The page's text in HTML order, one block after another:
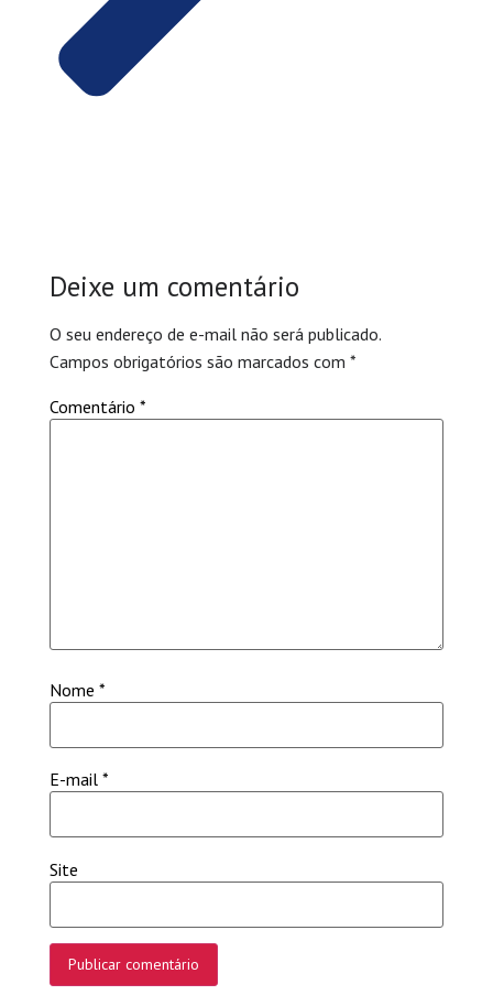
Deixe um comentário
O seu endereço de e-mail não será publicado.
Campos obrigatórios são marcados com *
Comentário *
Nome *
E-mail *
Site